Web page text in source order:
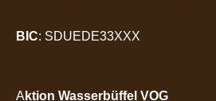
BIC: SDUEDE33XXX
A ktion Wasserbüffel VOG